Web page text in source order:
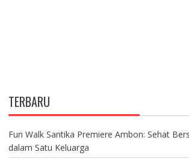
TERBARU
Fun Walk Santika Premiere Ambon: Sehat
dalam Satu Keluarga